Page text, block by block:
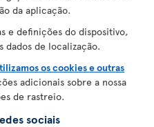
da aplicação.
e definições do dispositivo,
dados de localização.
os cookies e outras
adicionais sobre a nossa
de rastreio.
sociais